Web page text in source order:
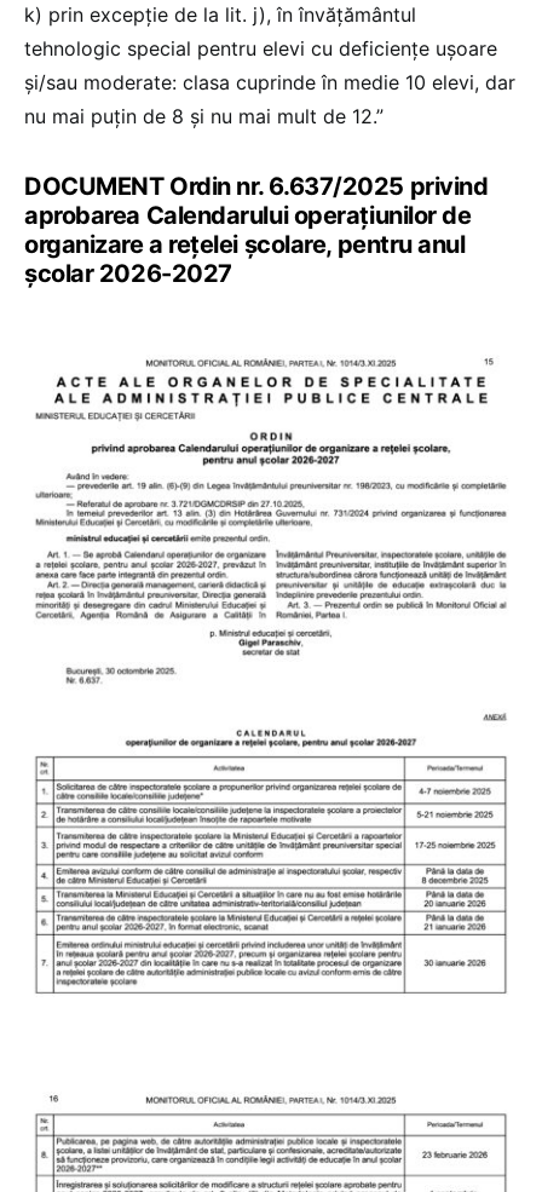
k) prin excepţie de la lit. j), în învăţământul
tehnologic special pentru elevi cu deficienţe uşoare
şi/sau moderate: clasa cuprinde în medie 10 elevi, dar
nu mai puţin de 8 şi nu mai mult de 12.”
DOCUMENT Ordin nr. 6.637/2025 privind
aprobarea Calendarului operațiunilor de
organizare a rețelei școlare, pentru anul
școlar 2026-2027